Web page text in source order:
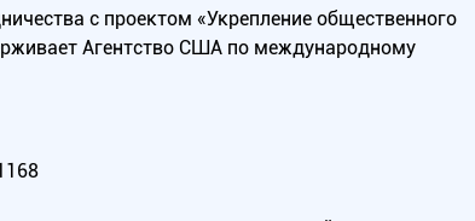
с проектом «Укрепление общественного
Агентство США по международному